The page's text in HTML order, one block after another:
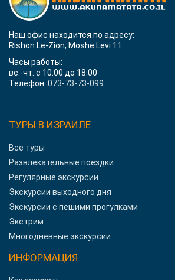
Наш офис находится по адресу:
Rishon Le-Zion, Moshe Levi 11
Часы работы:
вс.-чт. с 10:00 до 18:00
Телефон: 073-73-73-099
ТУРЫ В ИЗРАИЛЕ
Все туры
Развлекательные поездки
Регулярные экскурсии
Экскурсии выходного дня
Экскурсии с пешими прогулками
Экстрим
Многодневные экскурсии
ИНФОРМАЦИЯ